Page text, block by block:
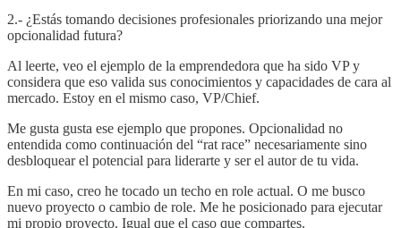
2.- ¿Estás tomando decisiones profesionales priorizando una mejor
opcionalidad futura?
Al leerte, veo el ejemplo de la emprendedora que ha sido VP y
considera que eso valida sus conocimientos y capacidades de cara al
mercado. Estoy en el mismo caso, VP/Chief.
Me gusta gusta ese ejemplo que propones. Opcionalidad no
entendida como continuación del “rat race” necesariamente sino
desbloquear el potencial para liderarte y ser el autor de tu vida.
En mi caso, creo he tocado un techo en role actual. O me busco
nuevo proyecto o cambio de role. Me he posicionado para ejecutar
mi propio proyecto. Igual que el caso que compartes.